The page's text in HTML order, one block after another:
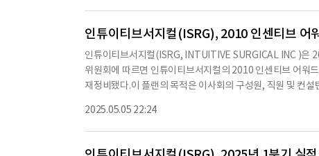
인튜이티브서지컬(ISRG), 2010 인센티브 어
인튜이티브서지컬(ISRG, INTUITIVE SURGICAL INC )은
위원회에 따르면 인튜이티브서지컬의 2010 인센티브 어워
재정비됐다.이 플랜의 목적은 이사회의 구성원, 직원 및 컨
를 제공하는 것을 목표로 한다.이 플랜에 따라 발행될 수 있
에 대한 수는 각각 1주당 1주로 계산되고, 전체 가치가 있는
제'란 다음과 같은 상황을 포함한다.(a) 특정 개인이 회사의
2025.05.05 22:24